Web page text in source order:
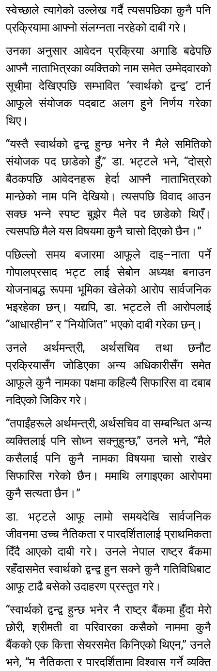
स्वेच्छाले त्यागेको उल्लेख गर्दै त्यसपछिका कुनै पनि
प्रक्रियामा आफ्नो संलग्नता नरहेको दाबी गरे।
उनका अनुसार आवेदन प्रक्रिया अगाडि बढेपछि
आफ्नै नाताभित्रका व्यक्तिको नाम समेत उम्मेदवारको
सूचीमा देखिएपछि सम्भावित ‘स्वार्थको द्वन्द्व’ टार्न
आफूले संयोजक पदबाट अलग हुने निर्णय गरेका
थिए।
“यस्तै स्वार्थको द्वन्द्व हुन्छ भनेर नै मैले समितिको
संयोजक पद छाडेको हुँ,” डा. भट्टले भने, “दोस्रो
बैठकपछि आवेदनहरू हेर्दा आफ्नै नाताभित्रको
मान्छेको नाम पनि देखियो। त्यसपछि विवाद आउन
सक्छ भन्ने स्पष्ट बुझेर मैले पद छाडेको थिएँ।
त्यसपछि मैले यस विषयमा कुनै चासो दिएको छैन।”
पछिल्लो समय बजारमा आफूले दाइ–नाता पर्ने
गोपालप्रसाद भट्ट लाई सेबोन अध्यक्ष बनाउन
योजनाबद्ध रूपमा भूमिका खेलेको आरोप सार्वजनिक
भइरहेका छन्। यद्यपि, डा. भट्टले ती आरोपलाई
“आधारहीन” र “नियोजित” भएको दाबी गरेका छन्।
उनले अर्थमन्त्री, अर्थसचिव तथा छनौट
प्रक्रियासँग जोडिएका अन्य अधिकारीसँग समेत
आफूले कुनै नामका पक्षमा कहिल्यै सिफारिस वा दबाब
नदिएको जिकिर गरे।
“तपाईंहरूले अर्थमन्त्री, अर्थसचिव वा सम्बन्धित अन्य
व्यक्तिलाई पनि सोध्न सक्नुहुन्छ,” उनले भने, “मैले
कसैलाई पनि कुनै नामका विषयमा चासो राखेर
सिफारिस गरेको छैन। ममाथि लगाइएका आरोपमा
कुनै सत्यता छैन।”
डा. भट्टले आफू लामो समयदेखि सार्वजनिक
जीवनमा उच्च नैतिकता र पारदर्शितालाई प्राथमिकता
दिँदै आएको दाबी गरे। उनले नेपाल राष्ट्र बैंकमा
रहँदासमेत स्वार्थको द्वन्द्व हुन सक्ने कुनै गतिविधिबाट
आफू टाढै बसेको उदाहरण प्रस्तुत गरे।
“स्वार्थको द्वन्द्व हुन्छ भनेर नै राष्ट्र बैंकमा हुँदा मेरो
छोरी, श्रीमती वा परिवारका कसैको नाममा कुनै
बैंकको एक कित्ता सेयरसमेत किनिएको थिएन,” उनले
भने, “म नैतिकता र पारदर्शितामा विश्वास गर्ने व्यक्ति